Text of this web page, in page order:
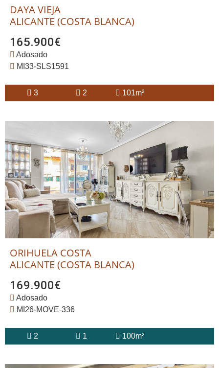
DAYA VIEJA
ALICANTE (COSTA BLANCA)
165.900€
Adosado
MI33-SLS1591
3 2 101m²
ORIHUELA COSTA
ALICANTE (COSTA BLANCA)
169.900€
Adosado
MI26-MOVE-336
2 1 100m²